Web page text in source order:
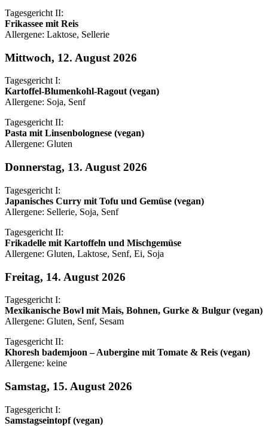
Tagesgericht II:
Frikassee mit Reis
Allergene: Laktose, Sellerie
Mittwoch, 12. August 2026
Tagesgericht I:
Kartoffel-Blumenkohl-Ragout (vegan)
Allergene: Soja, Senf
Tagesgericht II:
Pasta mit Linsenbolognese (vegan)
Allergene: Gluten
Donnerstag, 13. August 2026
Tagesgericht I:
Japanisches Curry mit Tofu und Gemüse (vegan)
Allergene: Sellerie, Soja, Senf
Tagesgericht II:
Frikadelle mit Kartoffeln und Mischgemüse
Allergene: Gluten, Laktose, Senf, Ei, Soja
Freitag, 14. August 2026
Tagesgericht I:
Mexikanische Bowl mit Mais, Bohnen, Gurke & Bulgur (vegan)
Allergene: Gluten, Senf, Sesam
Tagesgericht II:
Khoresh bademjoon – Aubergine mit Tomate & Reis (vegan)
Allergene: keine
Samstag, 15. August 2026
Tagesgericht I:
Samstagseintopf (vegan)